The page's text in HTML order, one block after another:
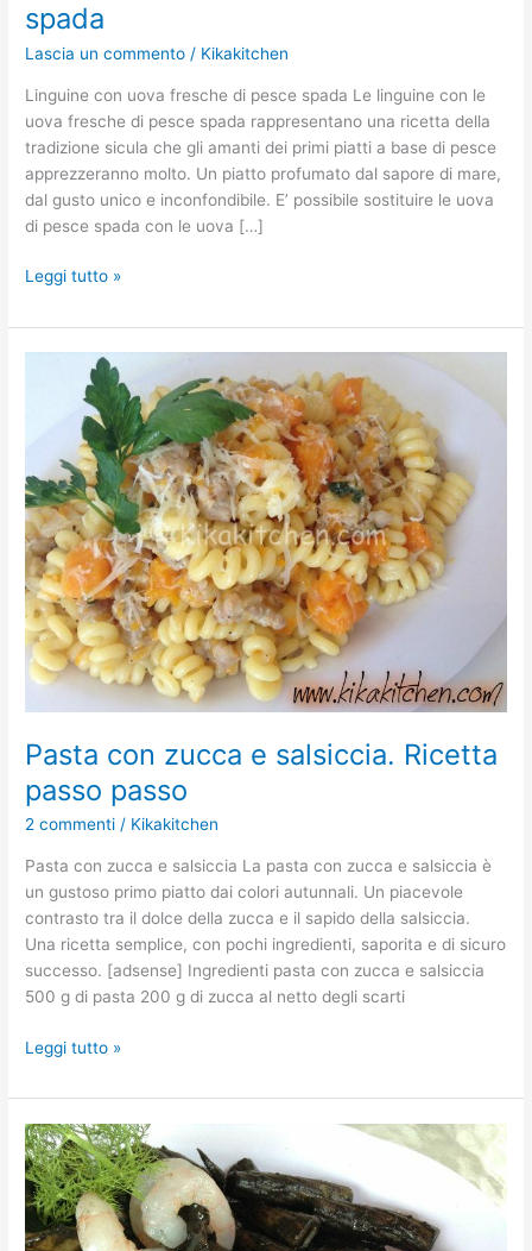
spada
Lascia un commento / Kikakitchen
Linguine con uova fresche di pesce spada Le linguine con le
uova fresche di pesce spada rappresentano una ricetta della
tradizione sicula che gli amanti dei primi piatti a base di pesce
apprezzeranno molto. Un piatto profumato dal sapore di mare,
dal gusto unico e inconfondibile. E’ possibile sostituire le uova
di pesce spada con le uova […]
Leggi tutto »
Pasta con zucca e salsiccia. Ricetta
passo passo
2 commenti / Kikakitchen
Pasta con zucca e salsiccia La pasta con zucca e salsiccia è
un gustoso primo piatto dai colori autunnali. Un piacevole
contrasto tra il dolce della zucca e il sapido della salsiccia.
Una ricetta semplice, con pochi ingredienti, saporita e di sicuro
successo. [adsense] Ingredienti pasta con zucca e salsiccia
500 g di pasta 200 g di zucca al netto degli scarti
salsiccia.
Ricetta
passo
passo
Leggi tutto »
Pasta
al
nero
di
seppia.